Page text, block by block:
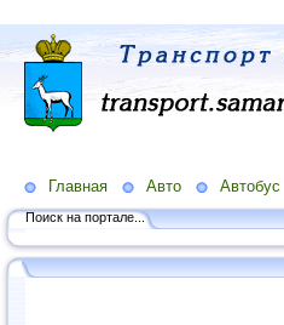
Главная Авто Автобус
Поиск на портале...